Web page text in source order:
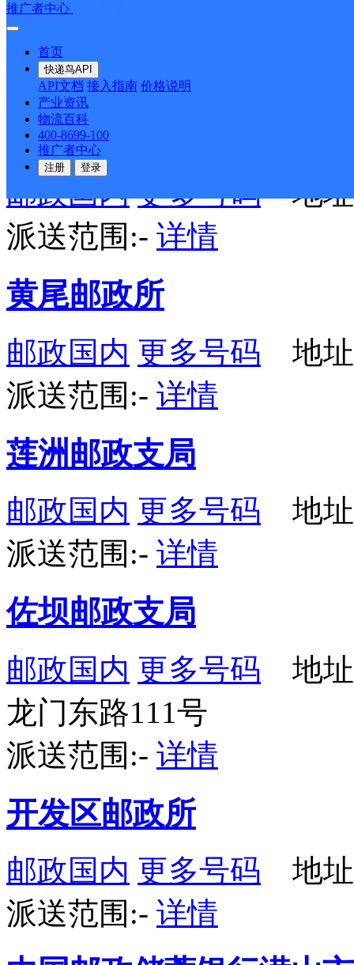
推广者中心
首页
快递鸟API
API文档 接入指南 价格说明
产业资讯
物流百科
400-8699-100
推广者中心
注册 登录
邮政国内
派送范围:-详情
五里邮政所
邮政国内 更多号码地址
派送范围:- 详情
黄尾邮政所
邮政国内 更多号码 地址
派送范围:- 详情
莲洲邮政支局
邮政国内 更多号码 地址
派送范围:- 详情
佐坝邮政支局
邮政国内 更多号码 地址
龙门东路111号
派送范围:- 详情
开发区邮政所
邮政国内 更多号码 地址
派送范围:- 详情